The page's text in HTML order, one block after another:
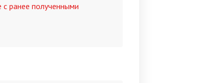
ранее полученными